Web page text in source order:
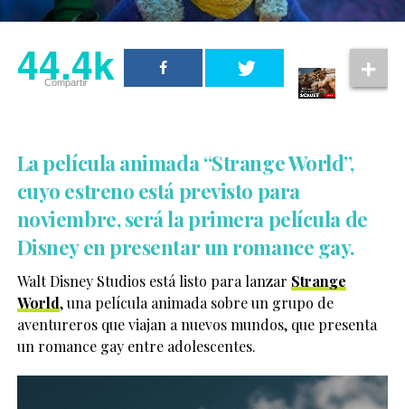
44.4k
Compartir
La película animada “Strange World”,
cuyo estreno está previsto para
noviembre, será la primera película de
Disney en presentar un romance gay.
Walt Disney Studios está listo para lanzar Strange
World, una película animada sobre un grupo de
aventureros que viajan a nuevos mundos, que presenta
un romance gay entre adolescentes.